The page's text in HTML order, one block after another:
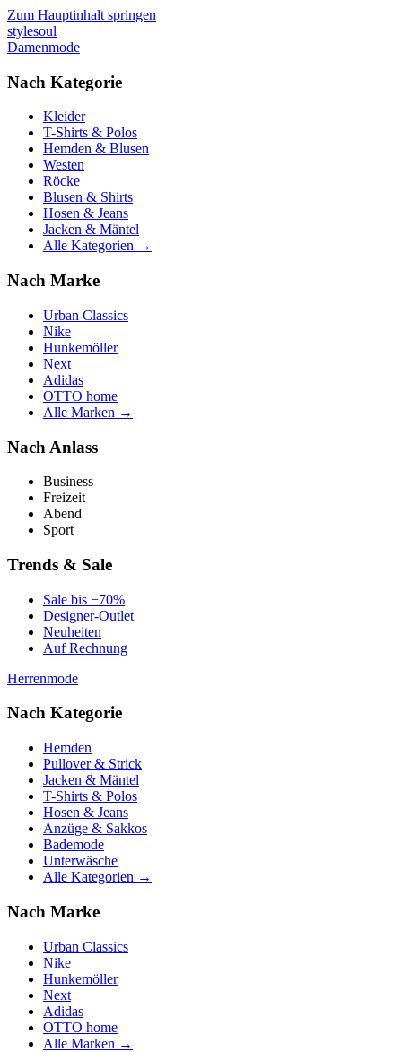
Zum Hauptinhalt springen
stylesoul
Damenmode
Nach Kategorie
Kleider
T-Shirts & Polos
Hemden & Blusen
Westen
Röcke
Blusen & Shirts
Hosen & Jeans
Jacken & Mäntel
Alle Kategorien →
Nach Marke
Urban Classics
Nike
Hunkemöller
Next
Adidas
OTTO home
Alle Marken →
Nach Anlass
Business
Freizeit
Abend
Sport
Trends & Sale
Sale bis −70%
Designer-Outlet
Neuheiten
Auf Rechnung
Herrenmode
Nach Kategorie
Hemden
Pullover & Strick
Jacken & Mäntel
T-Shirts & Polos
Hosen & Jeans
Anzüge & Sakkos
Bademode
Unterwäsche
Alle Kategorien →
Nach Marke
Urban Classics
Nike
Hunkemöller
Next
Adidas
OTTO home
Alle Marken →